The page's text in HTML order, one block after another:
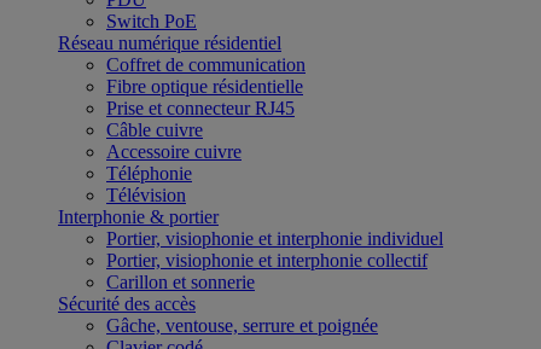
Switch PoE
Réseau numérique résidentiel
Coffret de communication
Fibre optique résidentielle
Prise et connecteur RJ45
Câble cuivre
Accessoire cuivre
Téléphonie
Télévision
Interphonie & portier
Portier, visiophonie et interphonie individuel
Portier, visiophonie et interphonie collectif
Carillon et sonnerie
Sécurité des accès
Gâche, ventouse, serrure et poignée